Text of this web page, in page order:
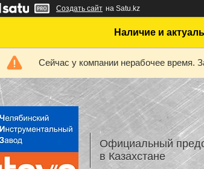
Создать сайт на Satu.kz
Наличие и
Сейчас у компании нерабочее время.
Официальный
в Казахстане